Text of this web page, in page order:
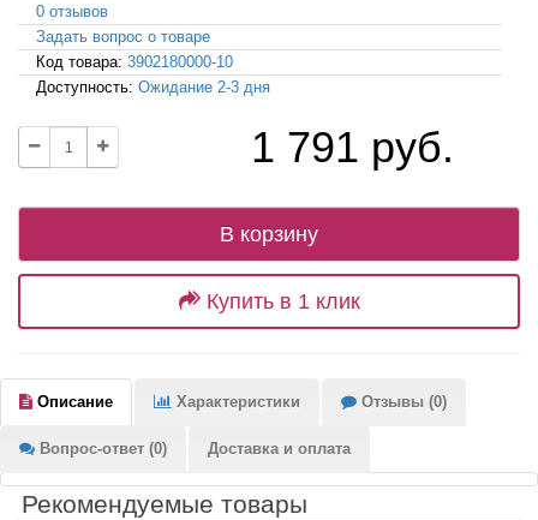
0 отзывов
Задать вопрос о товаре
Код товара: 3902180000-10
Доступность: Ожидание 2-3 дня
1 791 руб.
В корзину
Купить в 1 клик
Описание Характеристики Отзывы (0)
Вопрос-ответ (0) Доставка и оплата
Рекомендуемые товары